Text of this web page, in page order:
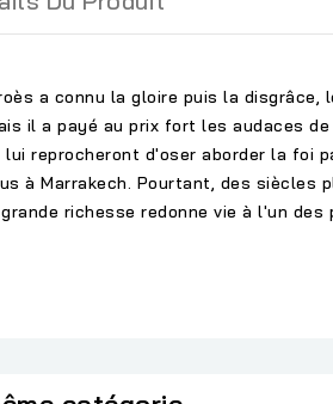
a connu la gloire puis la
il a payé au prix fort les audaces
lui reprocheront d'oser aborder la foi
à Marrakech. Pourtant, des siècles
richesse redonne vie à l'un